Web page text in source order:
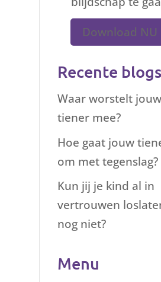
Download NU
Recente blogs
Waar worstelt jouw
tiener mee?
Hoe gaat jouw
om met tegenslag?
Kun jij je kind al in
vertrouwen
nog niet?
Menu